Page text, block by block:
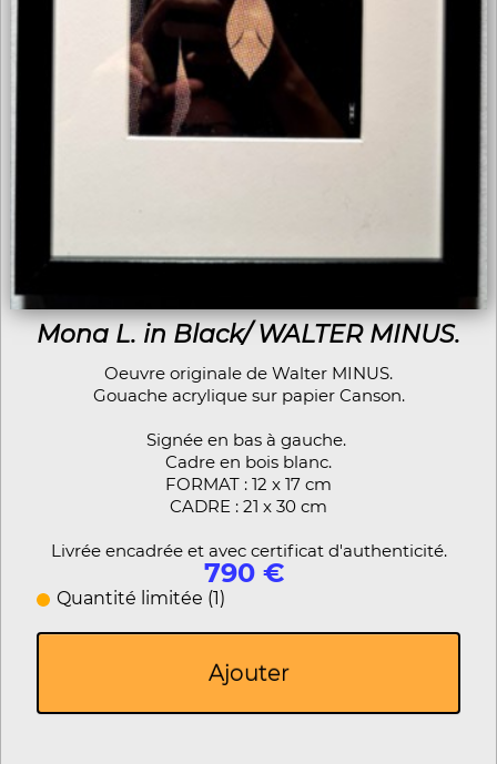
Mona L. in Black/ WALTER MINUS.
Oeuvre originale de Walter MINUS.
Gouache acrylique sur papier Canson.
Signée en bas à gauche.
Cadre en bois blanc.
FORMAT : 12 x 17 cm
CADRE : 21 x 30 cm
Livrée encadrée et avec certificat d'authenticité.
790 €
Quantité limitée (1)
Ajouter